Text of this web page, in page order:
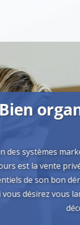
Bien
des systèmes
est la vente
de son bon
vous désirez vous